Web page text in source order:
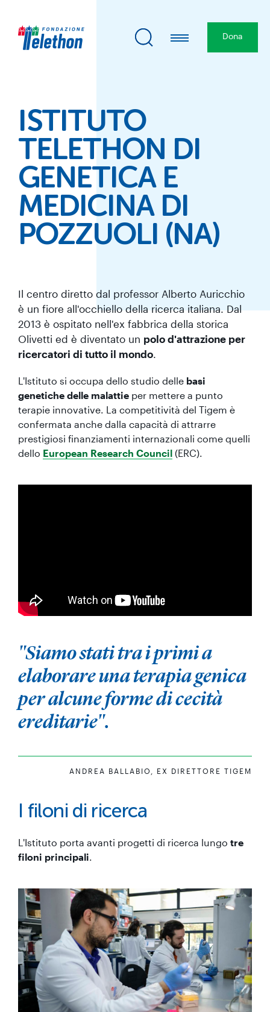
Dona
ISTITUTO
TELETHON DI
GENETICA E
MEDICINA DI
POZZUOLI (NA)
Il centro diretto dal professor Alberto Auricchio
è un fiore all'occhiello della ricerca italiana. Dal
2013 è ospitato nell'ex fabbrica della storica
Olivetti ed è diventato un polo d'attrazione per
ricercatori di tutto il mondo.
L'Istituto si occupa dello studio delle basi
genetiche delle malattie per mettere a punto
terapie innovative. La competitività del Tigem è
confermata anche dalla capacità di attrarre
prestigiosi finanziamenti internazionali come quelli
dello European Research Council (ERC).
"Siamo stati tra i primi a
elaborare una terapia genica
per alcune forme di cecità
ereditarie".
ANDREA BALLABIO, EX DIRETTORE TIGEM
I filoni di ricerca
L'Istituto porta avanti progetti di ricerca lungo tre
filoni principali.